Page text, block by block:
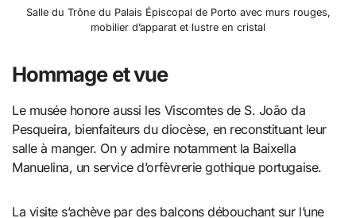
Salle du Trône du Palais Épiscopal de Porto avec murs rouges,
mobilier d’apparat et lustre en cristal
Hommage et vue
Le musée honore aussi les Viscomtes de S. João da
Pesqueira, bienfaiteurs du diocèse, en reconstituant leur
salle à manger. On y admire notamment la Baixella
Manuelina, un service d’orfèvrerie gothique portugaise.
La visite s’achève par des balcons débouchant sur l’une